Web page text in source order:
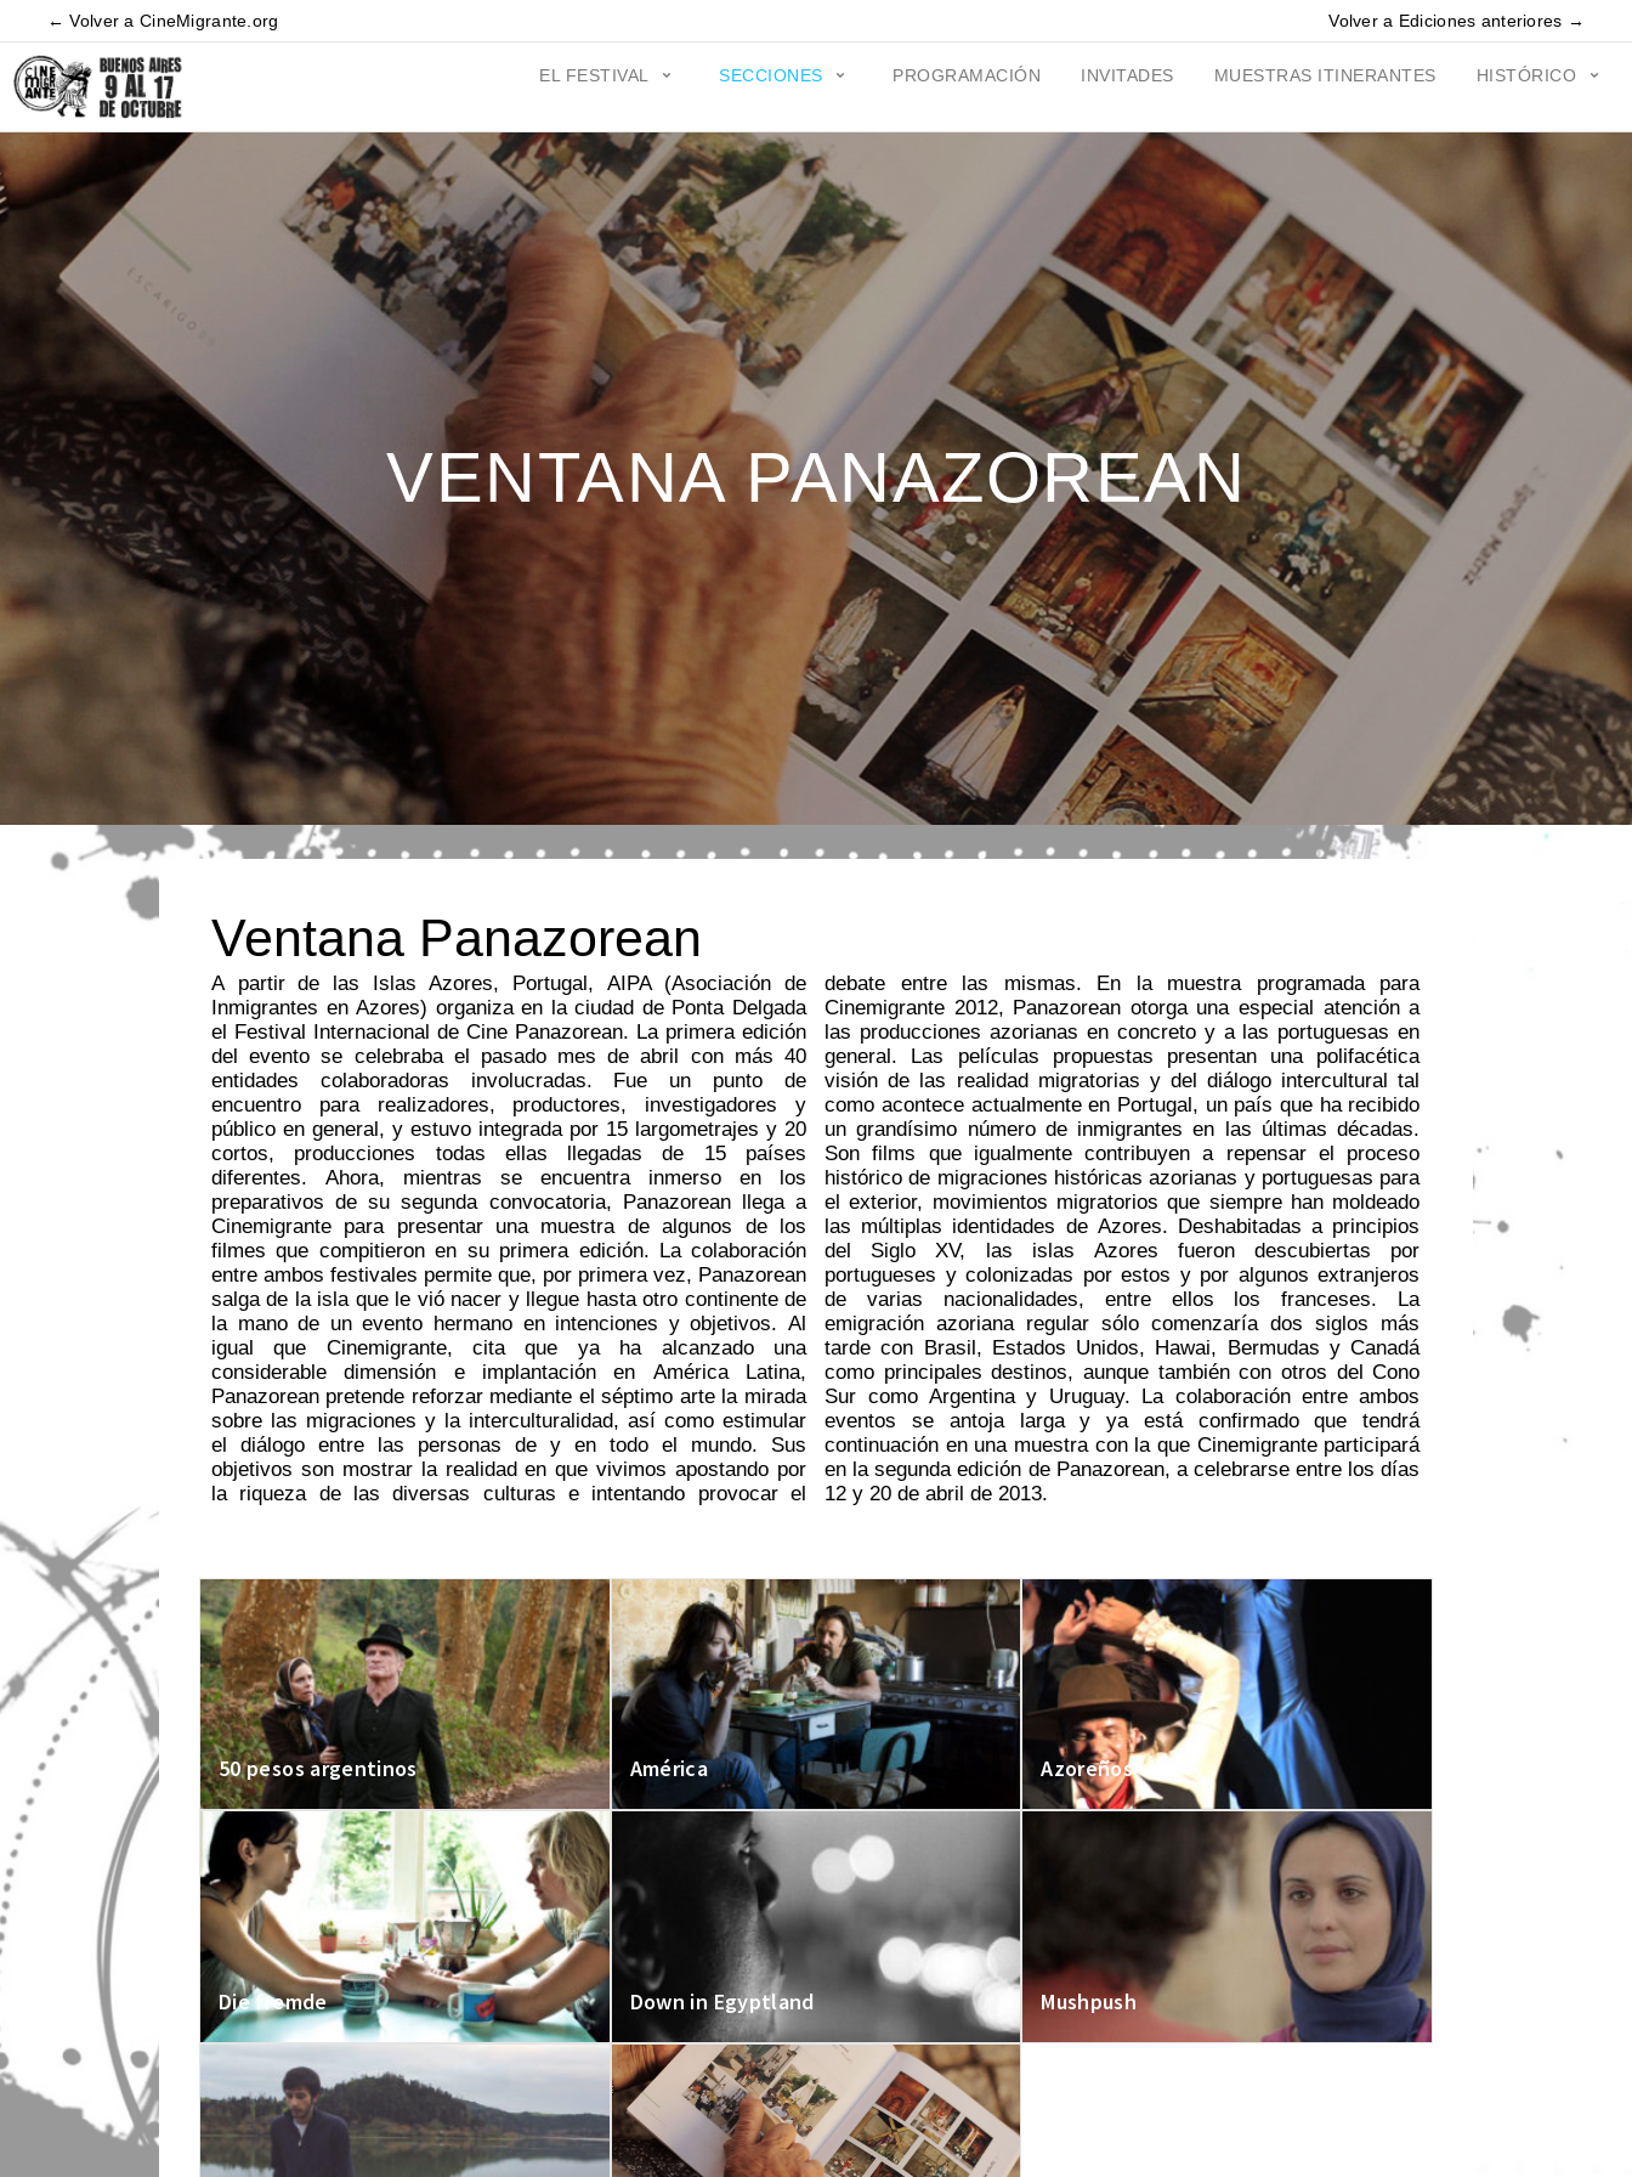
← Volver a CineMigrante.org Volver a Ediciones anteriores →
EL FESTIVAL SECCIONES PROGRAMACIÓN INVITADES MUESTRAS ITINERANTES HISTÓRICO
VENTANA PANAZOREAN
Ventana Panazorean
A partir de las Islas Azores, Portugal, AIPA (Asociación de
Inmigrantes en Azores) organiza en la ciudad de Ponta Delgada
el Festival Internacional de Cine Panazorean. La primera edición
del evento se celebraba el pasado mes de abril con más 40
entidades colaboradoras involucradas. Fue un punto de
encuentro para realizadores, productores, investigadores y
público en general, y estuvo integrada por 15 largometrajes y 20
cortos, producciones todas ellas llegadas de 15 países
diferentes. Ahora, mientras se encuentra inmerso en los
preparativos de su segunda convocatoria, Panazorean llega a
Cinemigrante para presentar una muestra de algunos de los
filmes que compitieron en su primera edición. La colaboración
entre ambos festivales permite que, por primera vez, Panazorean
salga de la isla que le vió nacer y llegue hasta otro continente de
la mano de un evento hermano en intenciones y objetivos. Al
igual que Cinemigrante, cita que ya ha alcanzado una
considerable dimensión e implantación en América Latina,
Panazorean pretende reforzar mediante el séptimo arte la mirada
sobre las migraciones y la interculturalidad, así como estimular
el diálogo entre las personas de y en todo el mundo. Sus
objetivos son mostrar la realidad en que vivimos apostando por
la riqueza de las diversas culturas e intentando provocar el
debate entre las mismas. En la muestra programada para
Cinemigrante 2012, Panazorean otorga una especial atención a
las producciones azorianas en concreto y a las portuguesas en
general. Las películas propuestas presentan una polifacética
visión de las realidad migratorias y del diálogo intercultural tal
como acontece actualmente en Portugal, un país que ha recibido
un grandísimo número de inmigrantes en las últimas décadas.
Son films que igualmente contribuyen a repensar el proceso
histórico de migraciones históricas azorianas y portuguesas para
el exterior, movimientos migratorios que siempre han moldeado
las múltiplas identidades de Azores. Deshabitadas a principios
del Siglo XV, las islas Azores fueron descubiertas por
portugueses y colonizadas por estos y por algunos extranjeros
de varias nacionalidades, entre ellos los franceses. La
emigración azoriana regular sólo comenzaría dos siglos más
tarde con Brasil, Estados Unidos, Hawai, Bermudas y Canadá
como principales destinos, aunque también con otros del Cono
Sur como Argentina y Uruguay. La colaboración entre ambos
eventos se antoja larga y ya está confirmado que tendrá
continuación en una muestra con la que Cinemigrante participará
en la segunda edición de Panazorean, a celebrarse entre los días
12 y 20 de abril de 2013.
50 pesos argentinos América Azoreños
Die fremde Down in Egyptland Mushpush